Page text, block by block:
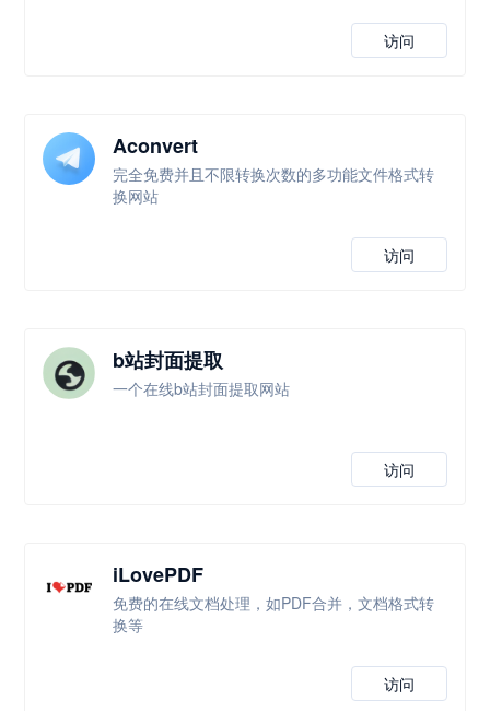
访问
Aconvert
完全免费并且不限转换次数的多功能文件格式转
换网站
访问
b站封面提取
一个在线b站封面提取网站
访问
iLovePDF
免费的在线文档处理，如PDF合并，文档格式转
换等
访问